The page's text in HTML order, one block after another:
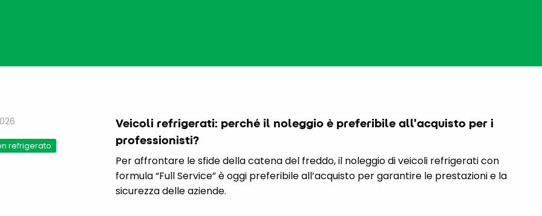
refrigerato
Veicoli refrigerati: perché il noleggio è preferibile all'acquisto per i
professionisti?
Per affrontare le sfide della catena del freddo, il noleggio di veicoli refrigerati con
formula “Full Service” è oggi preferibile all’acquisto per garantire le prestazioni e la
sicurezza delle aziende.